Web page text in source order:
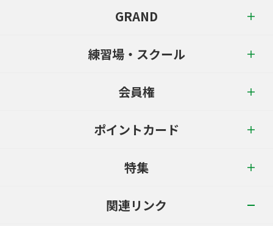
GRAND
練習場・スクール
会員権
ポイントカード
特集
関連リンク